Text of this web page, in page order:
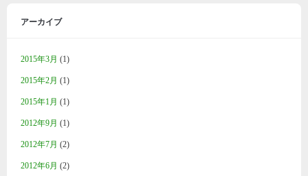
アーカイブ
2015年3月 (1)
2015年2月 (1)
2015年1月 (1)
2012年9月 (1)
2012年7月 (2)
2012年6月 (2)